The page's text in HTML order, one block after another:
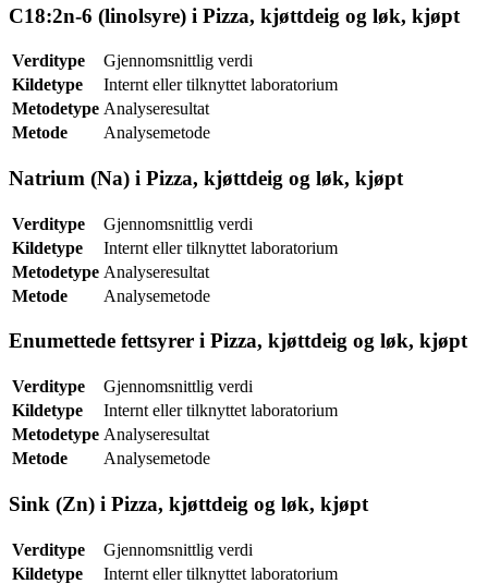
C18:2n-6 (linolsyre) i Pizza, kjøttdeig og løk, kjøpt
Verditype
Gjennomsnittlig verdi
Kildetype
Internt eller tilknyttet laboratorium
Metodetype Analyseresultat
Metode
Analysemetode
Natrium (Na) i Pizza, kjøttdeig og løk, kjøpt
Verditype
Gjennomsnittlig verdi
Kildetype
Internt eller tilknyttet laboratorium
Metodetype Analyseresultat
Metode
Analysemetode
Enumettede fettsyrer i Pizza, kjøttdeig og løk, kjøpt
Verditype
Gjennomsnittlig verdi
Kildetype
Internt eller tilknyttet laboratorium
Metodetype Analyseresultat
Metode
Analysemetode
Sink (Zn) i Pizza, kjøttdeig og løk, kjøpt
Verditype
Gjennomsnittlig verdi
Kildetype
Internt eller tilknyttet laboratorium